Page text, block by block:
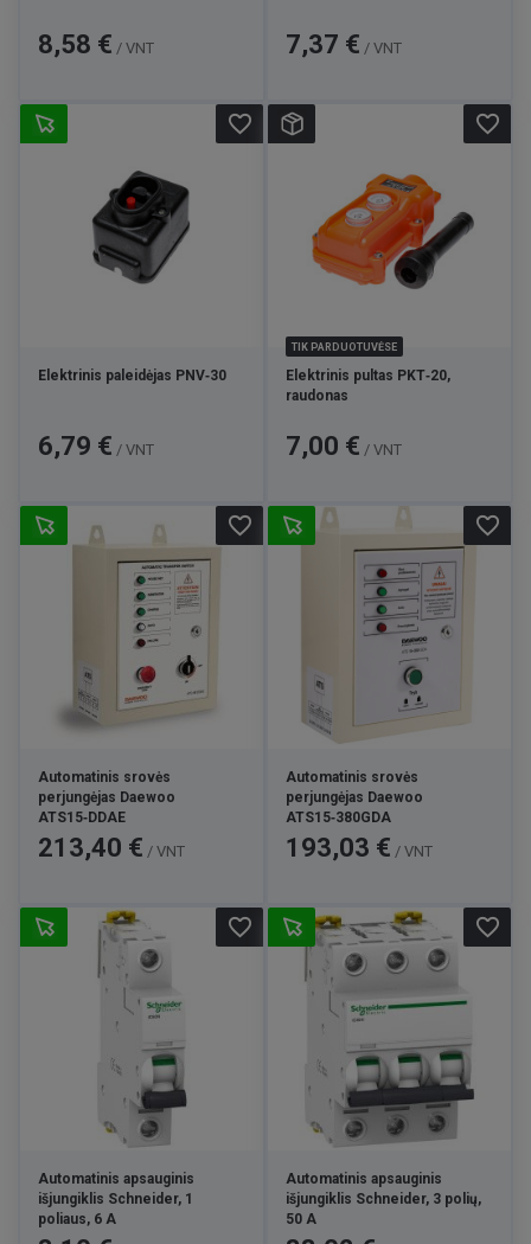
Kaina
8,58 € / VNT
Kaina
7,37 € / VNT
Elektrinis paleidėjas PNV‑30
Kaina
6,79 € / VNT
favorite_border
TIK PARDUOTUVĖSE
Elektrinis pultas PKT‑20,
raudonas
Kaina
7,00 € / VNT
favorite_border
Automatinis srovės
perjungėjas Daewoo
ATS15‑DDAE
Kaina
213,40 € / VNT
favorite_border
Automatinis srovės
perjungėjas Daewoo
ATS15‑380GDA
Kaina
193,03 € / VNT
favorite_border
Automatinis apsauginis
išjungiklis Schneider, 1
poliaus, 6 A
favorite_border
Automatinis apsauginis
išjungiklis Schneider, 3 polių,
50 A
favorite_border